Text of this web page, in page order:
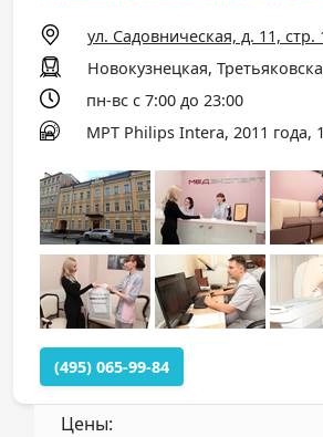
ул. Садовническая, д. 11, стр.
Новокузнецкая,
пн-вс с 7:00 до 23:00
МРТ Philips Intera, 2011 года,
(495) 065-99-84
Цены: